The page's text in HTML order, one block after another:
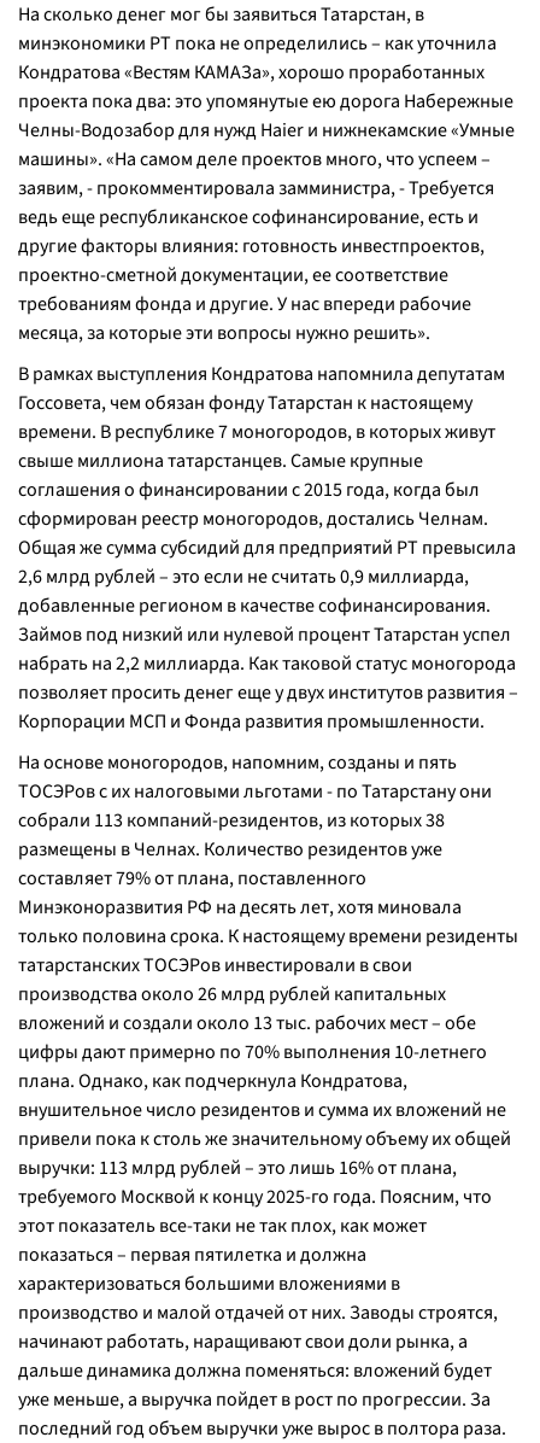
На сколько денег мог бы заявиться Татарстан, в
минэкономики РТ пока не определились – как уточнила
Кондратова «Вестям КАМАЗа», хорошо проработанных
проекта пока два: это упомянутые ею дорога Набережные
Челны-Водозабор для нужд Haier и нижнекамские «Умные
машины». «На самом деле проектов много, что успеем –
заявим, - прокомментировала замминистра, - Требуется
ведь еще республиканское софинансирование, есть и
другие факторы влияния: готовность инвестпроектов,
проектно-сметной документации, ее соответствие
требованиям фонда и другие. У нас впереди рабочие
месяца, за которые эти вопросы нужно решить».
В рамках выступления Кондратова напомнила депутатам
Госсовета, чем обязан фонду Татарстан к настоящему
времени. В республике 7 моногородов, в которых живут
свыше миллиона татарстанцев. Самые крупные
соглашения о финансировании с 2015 года, когда был
сформирован реестр моногородов, достались Челнам.
Общая же сумма субсидий для предприятий РТ превысила
2,6 млрд рублей – это если не считать 0,9 миллиарда,
добавленные регионом в качестве софинансирования.
Займов под низкий или нулевой процент Татарстан успел
набрать на 2,2 миллиарда. Как таковой статус моногорода
позволяет просить денег еще у двух институтов развития –
Корпорации МСП и Фонда развития промышленности.
На основе моногородов, напомним, созданы и пять
ТОСЭРов с их налоговыми льготами - по Татарстану они
собрали 113 компаний-резидентов, из которых 38
размещены в Челнах. Количество резидентов уже
составляет 79% от плана, поставленного
Минэконоразвития РФ на десять лет, хотя миновала
только половина срока. К настоящему времени резиденты
татарстанских ТОСЭРов инвестировали в свои
производства около 26 млрд рублей капитальных
вложений и создали около 13 тыс. рабочих мест – обе
цифры дают примерно по 70% выполнения 10-летнего
плана. Однако, как подчеркнула Кондратова,
внушительное число резидентов и сумма их вложений не
привели пока к столь же значительному объему их общей
выручки: 113 млрд рублей – это лишь 16% от плана,
требуемого Москвой к концу 2025-го года. Поясним, что
этот показатель все-таки не так плох, как может
показаться – первая пятилетка и должна
характеризоваться большими вложениями в
производство и малой отдачей от них. Заводы строятся,
начинают работать, наращивают свои доли рынка, а
дальше динамика должна поменяться: вложений будет
уже меньше, а выручка пойдет в рост по прогрессии. За
последний год объем выручки уже вырос в полтора раза.